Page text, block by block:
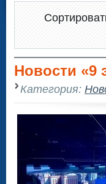
Новости «9
Категория: